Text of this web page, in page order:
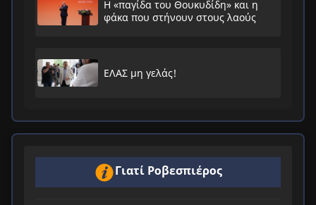
Η «παγίδα του Θουκυδίδη» και η
φάκα που στήνουν στους λαούς
ΕΛΑΣ μη γελάς!
Γιατί Ροβεσπιέρος